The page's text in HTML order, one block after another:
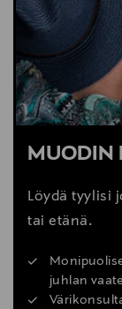
MUODIN
Löydä tyylisi
tai etänä.
juhlan